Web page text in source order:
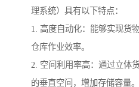
理系统）具有以下特点：
1. 高度自动化：能够实现货
仓库作业效率。
2. 空间利用率高：通过立体
的垂直空间，增加存储容量。